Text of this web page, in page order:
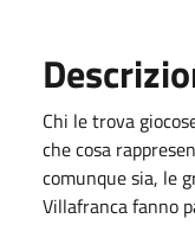
Chi le trova
che cosa
comunque sia, le
Villafranca fanno